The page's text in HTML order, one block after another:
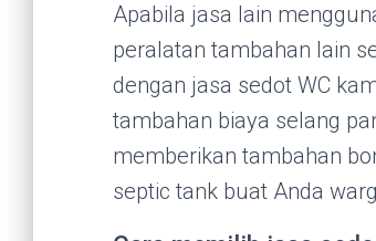
Apabila jasa lain
peralatan tambahan lain
dengan jasa sedot WC
tambahan biaya selang
memberikan tambahan
septic tank buat Anda